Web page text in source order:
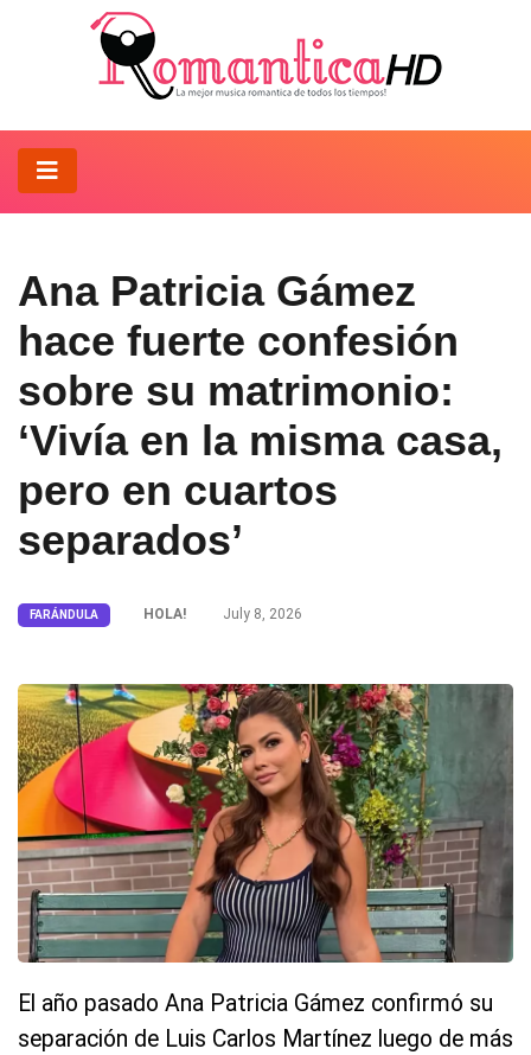
Ana Patricia Gámez
hace fuerte confesión
sobre su matrimonio:
‘Vivía en la misma casa,
pero en cuartos
separados’
FARÁNDULA HOLA! July 8, 2026
El año pasado Ana Patricia Gámez confirmó su
separación de Luis Carlos Martínez luego de más